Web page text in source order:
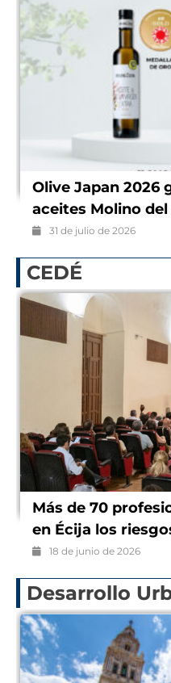
COTO se suma a
de Empresa
28 de julio de 2026
CEDÉ
Temperaturas
trabajo seguro, a
15 de junio de 2026
Desarrollo